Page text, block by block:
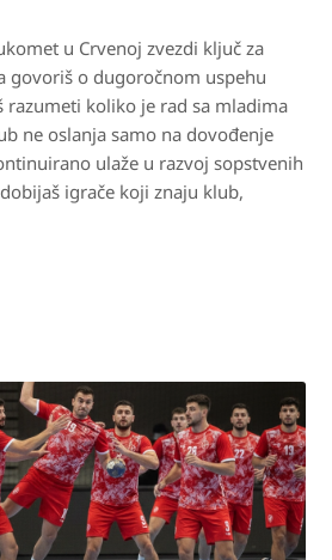
u Crvenoj zvezdi ključ za
govoriš o dugoročnom uspehu
razumeti koliko je rad sa mladima
ne oslanja samo na dovođenje
ulaže u razvoj sopstvenih
igrače koji znaju klub,